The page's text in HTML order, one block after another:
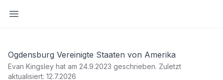
Seitenleiste öffnen
Ogdensburg Vereinigte Staaten von Amerika
Evan Kingsley hat am 24.9.2023 geschrieben. Zuletzt
aktualisiert: 12.7.2026